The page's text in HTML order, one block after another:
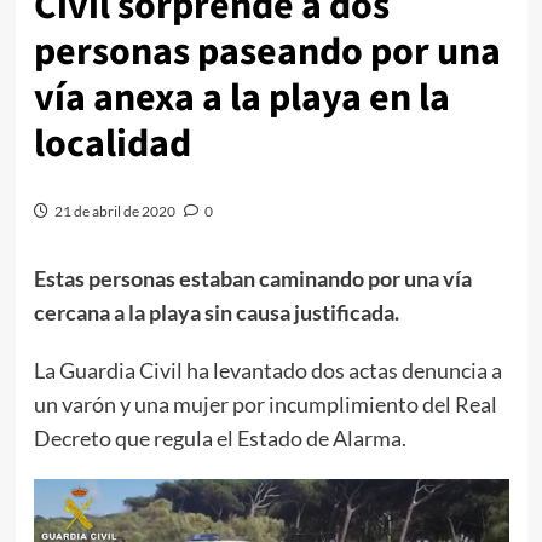
personas paseando por una
vía anexa a la playa en la
localidad
21 de abril de 2020 0
Estas personas estaban caminando por una vía
cercana a la playa sin causa justificada.
La Guardia Civil ha levantado dos actas denuncia a
un varón y una mujer por incumplimiento del Real
Decreto que regula el Estado de Alarma.